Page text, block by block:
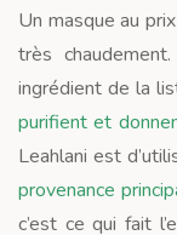
Un masque au
très
ingrédient de la
purifient et
Leahlani est
provenance
c’est ce qui fait